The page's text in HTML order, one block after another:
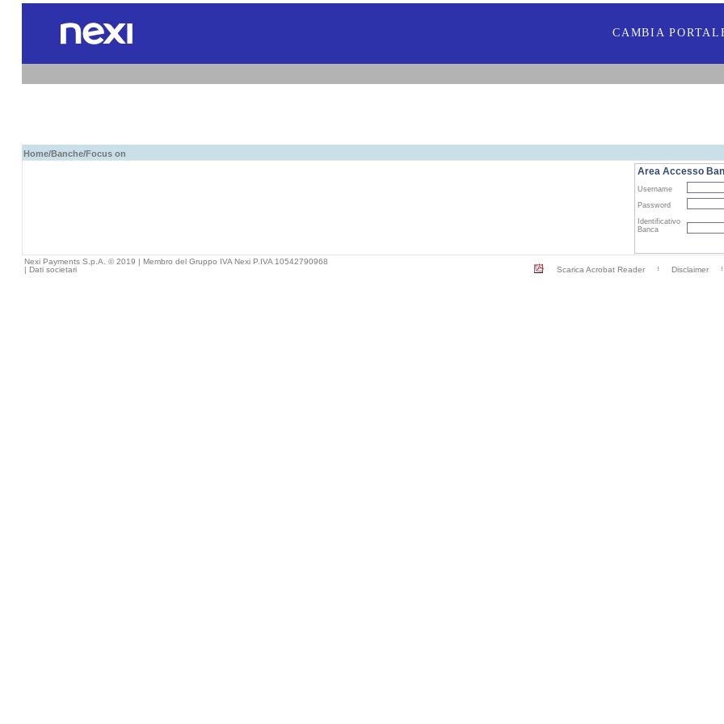
CAMBIA
Home/Banche/Focus on
Area Accesso
Username
Password
Identificativo
Banca
Nexi Payments S.p.A. © 2019 | Membro del Gruppo IVA Nexi P.IVA 10542790968
| Dati societari Scarica Acrobat Reader Disclaimer